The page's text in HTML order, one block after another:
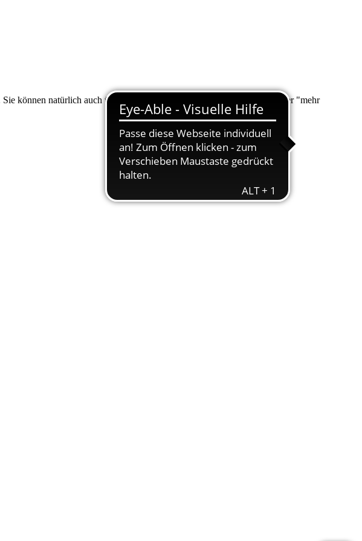
können natürlich auch über "Suche" nach Ihrem Anliegen suchen. Unter "mehr